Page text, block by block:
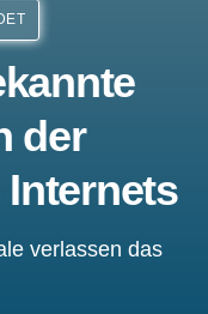
der
verlassen das